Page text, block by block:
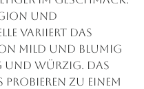
und
variiert das
mild und blumig
und würzig. Das
zu einem